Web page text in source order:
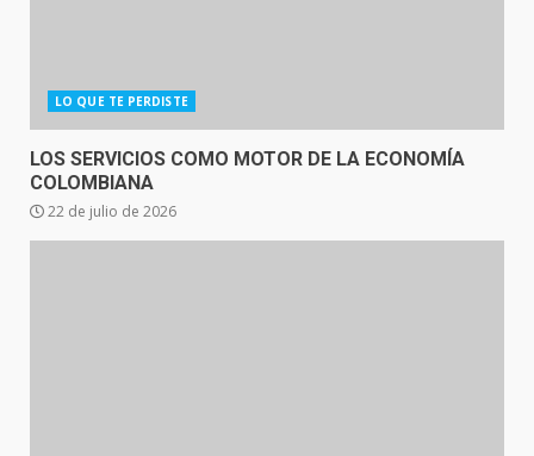
LO QUE TE PERDISTE
LOS SERVICIOS COMO MOTOR DE LA ECONOMÍA
COLOMBIANA
22 de julio de 2026